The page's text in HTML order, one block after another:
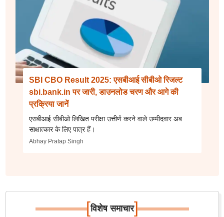
SBI CBO Result 2025: एसबीआई सीबीओ रिजल्ट
sbi.bank.in पर जारी, डाउनलोड चरण और आगे की
प्रक्रिया जानें
एसबीआई सीबीओ लिखित परीक्षा उत्तीर्ण करने वाले उम्मीदवार अब
साक्षात्कार के लिए पात्र हैं।
Abhay Pratap Singh
[विशेष समाचार]